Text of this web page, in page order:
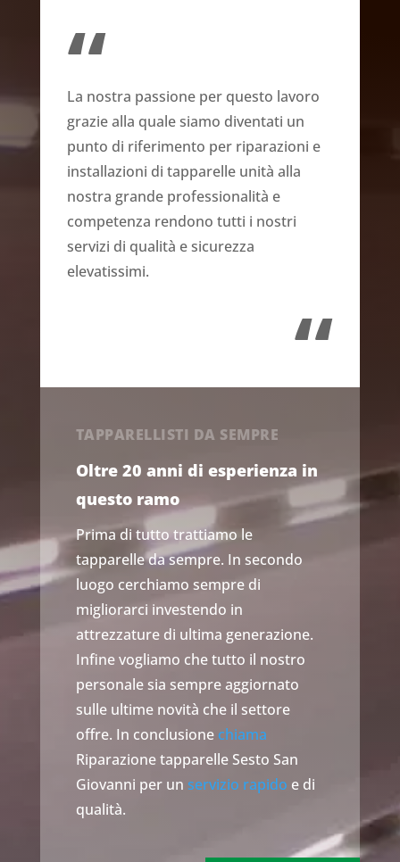
“
La nostra passione per questo lavoro
grazie alla quale siamo diventati un
punto di riferimento per riparazioni e
installazioni di tapparelle unità alla
nostra grande professionalità e
competenza rendono tutti i nostri
servizi di qualità e sicurezza
elevatissimi.
“
TAPPARELLISTI DA SEMPRE
Oltre 20 anni di esperienza in
questo ramo
Prima di tutto trattiamo le
tapparelle da sempre. In secondo
luogo cerchiamo sempre di
migliorarci investendo in
attrezzature di ultima generazione.
Infine vogliamo che tutto il nostro
personale sia sempre aggiornato
sulle ultime novità che il settore
offre. In conclusione chiama
Riparazione tapparelle Sesto San
Giovanni per un servizio rapido e di
qualità.